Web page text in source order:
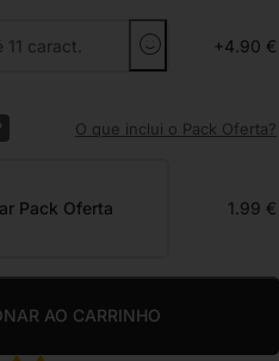
+4.90 €
O que inclui o Pack Oferta?
Pack Oferta 1.99 €
AO CARRINHO